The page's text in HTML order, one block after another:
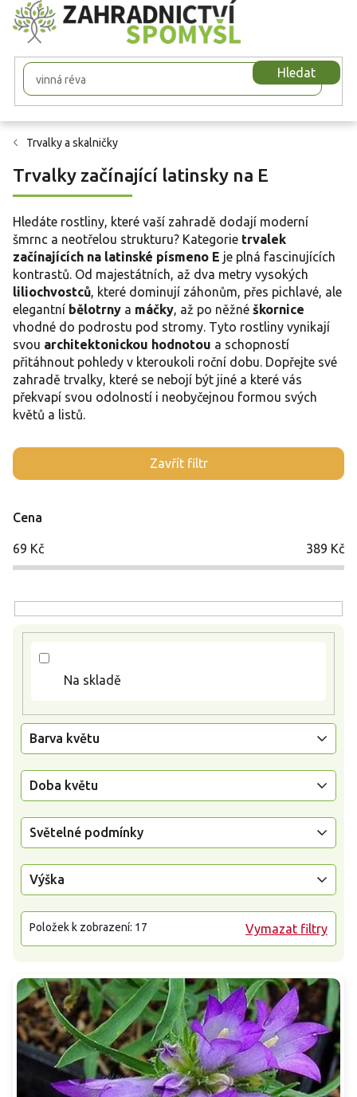
Přejít
na
obsah
Hledat
Trvalky a skalničky
Trvalky začínající latinsky na E
Hledáte rostliny, které vaší zahradě dodají moderní
šmrnc a neotřelou strukturu? Kategorie trvalek
začínajících na latinské písmeno E je plná fascinujících
kontrastů. Od majestátních, až dva metry vysokých
liliochvostců , které dominují záhonům, přes pichlavé, ale
elegantní bělotrny a máčky , až po něžné škornice
vhodné do podrostu pod stromy. Tyto rostliny vynikají
svou architektonickou hodnotou a schopností
přitáhnout pohledy v kteroukoli roční dobu. Dopřejte své
zahradě trvalky, které se nebojí být jiné a které vás
překvapí svou odolností i neobyčejnou formou svých
květů a listů.
Zavřít filtr
Cena
69 Kč 389 Kč
Na skladě
Barva květu
Doba květu
Světelné podmínky
Výška
Vymazat filtry
Položek k zobrazení: 17
V
ý
s
p
u